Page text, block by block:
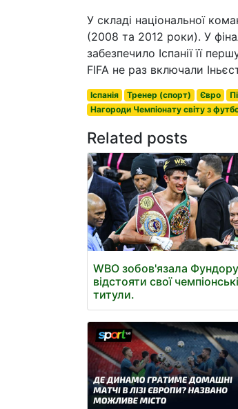
У складі національної
(2008 та 2012 роки). У
забезпечило Іспанії її
FIFA не раз включали
Іспанія Тренер (спорт) Євро
Нагороди Чемпіонату світу з
Related posts
WBO зобов'язала Фундору
відстояти свої чемпіонські
титули.